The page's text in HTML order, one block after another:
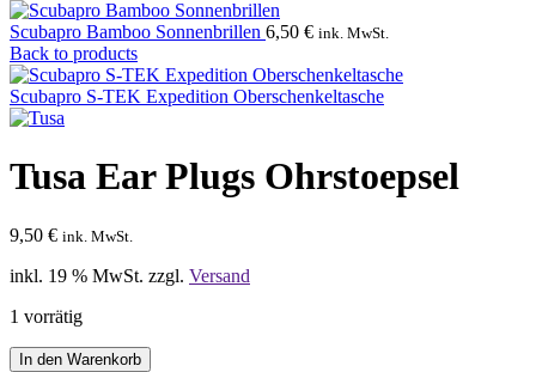
Scubapro Bamboo Sonnenbrillen 6,50 € ink. MwSt.
Back to products
Scubapro S-TEK Expedition Oberschenkeltasche
Tusa Ear Plugs Ohrstoepsel
9,50 € ink. MwSt.
inkl. 19 % MwSt. zzgl. Versand
1 vorrätig
Tusa
In den Warenkorb